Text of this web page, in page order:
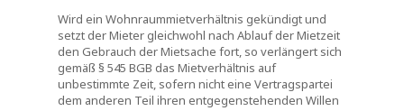
Wird ein Wohnraummietverhältnis gekündigt und
setzt der Mieter gleichwohl nach Ablauf der Mietzeit
den Gebrauch der Mietsache fort, so verlängert sich
gemäß § 545 BGB das Mietverhältnis auf
unbestimmte Zeit, sofern nicht eine Vertragspartei
dem anderen Teil ihren entgegenstehenden Willen